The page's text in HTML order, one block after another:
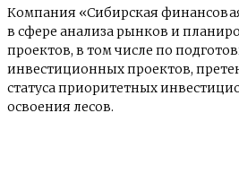
Компания «Сибирская
в сфере анализа рынков и
проектов, в том числе по
инвестиционных проектов,
статуса приоритетных
освоения лесов.